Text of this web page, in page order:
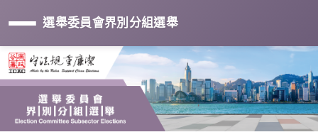
選舉委員會界別分組選舉